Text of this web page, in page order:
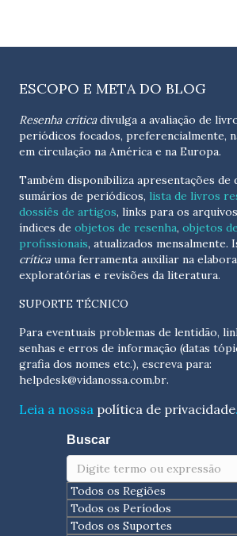
ESCOPO E META DO BLOG
Resenha críticadivulga a avaliação de
periódicos focados, preferencialmente,
em circulação na América e na Europa.
Também disponibiliza apresentações de
sumários de periódicos, lista de livros
dossiês de artigos, links para os
índices de objetos de resenha, objetos
profissionais, atualizados mensalmente.
críticauma ferramenta auxiliar na
exploratórias e revisões da literatura.
SUPORTE TÉCNICO
Para eventuais problemas de lentidão,
senhas e erros de informação (datas
helpdesk@vidanossa.com.br.
Leia a nossa política de privacidade.
Buscar